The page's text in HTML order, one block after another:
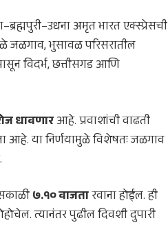
अमृत भारत एक्स्प्रेसची
जळगाव, भुसावळ परिसरातील
विदर्भ, छत्तीसगड आणि
धावणारआहे. प्रवाशांची वाढती
आहे. या निर्णयामुळे विशेषतः जळगाव
७.१० वाजतारवाना होईल. ही
त्यानंतर पुढील दिवशी दुपारी